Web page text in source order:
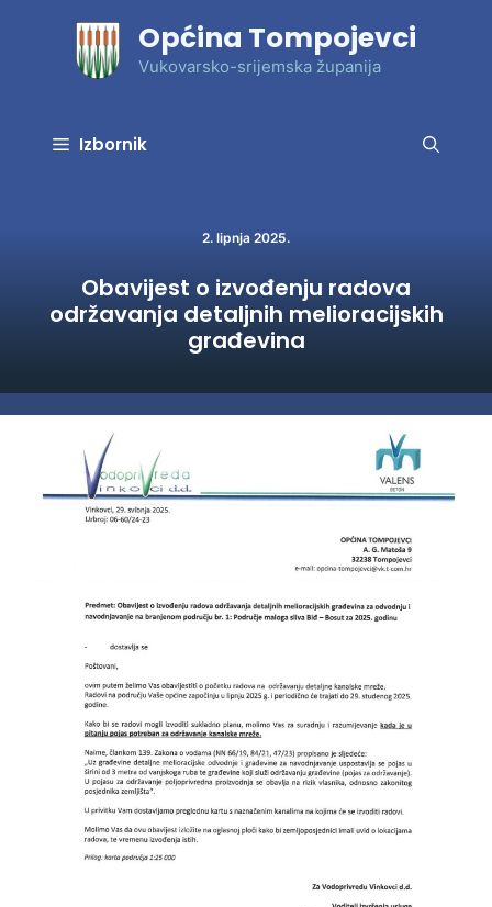
Općina Tompojevci
Vukovarsko-srijemska županija
Izbornik
2. lipnja 2025.
Obavijest o izvođenju radova
održavanja detaljnih melioracijskih
građevina